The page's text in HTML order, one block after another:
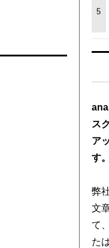
5
ス
ア
す。
弊
文
て
た